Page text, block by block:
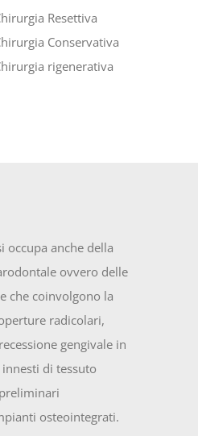
Resettiva
Conservativa
rigenerativa
occupa anche della
ovvero delle
che coinvolgono la
radicolari,
gengivale in
di tessuto
osteointegrati.